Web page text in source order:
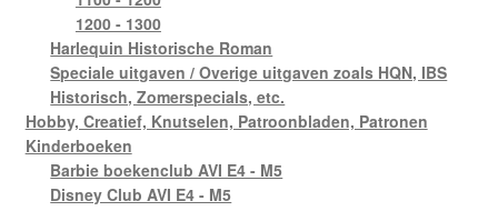
1200 - 1300
Harlequin Historische Roman
Speciale uitgaven / Overige uitgaven zoals HQN, IBS
Historisch, Zomerspecials, etc.
Hobby, Creatief, Knutselen, Patroonbladen, Patronen
Kinderboeken
Barbie boekenclub AVI E4 - M5
Disney Club AVI E4 - M5